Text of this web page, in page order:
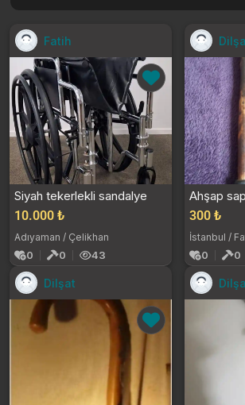
Fatih
Siyah tekerlekli sandalye
10.000 ₺
Adıyaman / Çelikhan
0 0 43
Ahşap
300 ₺
İstanbul /
0 0
Dilşat